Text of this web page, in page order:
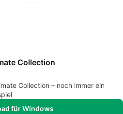
Collection
Collection – noch immer ein
für Windows